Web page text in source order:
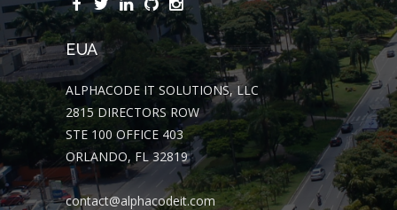
EUA
ALPHACODE IT SOLUTIONS, LLC
2815 DIRECTORS ROW
STE 100 OFFICE 403
ORLANDO, FL 32819
contact@alphacodeit.com